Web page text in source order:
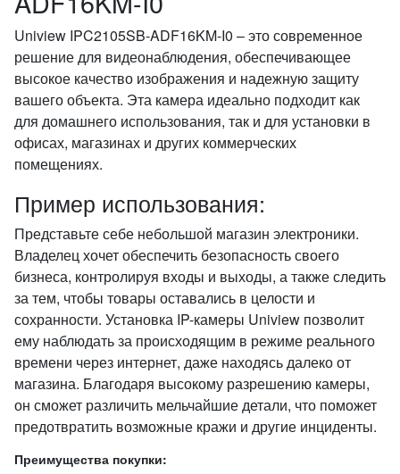
Uniview IPC2105SB-ADF16KM-I0 – это современное
решение для видеонаблюдения, обеспечивающее
высокое качество изображения и надежную защиту
вашего объекта. Эта камера идеально подходит как
для домашнего использования, так и для установки в
офисах, магазинах и других коммерческих
помещениях.
Пример использования:
Представьте себе небольшой магазин электроники.
Владелец хочет обеспечить безопасность своего
бизнеса, контролируя входы и выходы, а также следить
за тем, чтобы товары оставались в целости и
сохранности. Установка IP-камеры Uniview позволит
ему наблюдать за происходящим в режиме реального
времени через интернет, даже находясь далеко от
магазина. Благодаря высокому разрешению камеры,
он сможет различить мельчайшие детали, что поможет
предотвратить возможные кражи и другие инциденты.
Преимущества покупки: